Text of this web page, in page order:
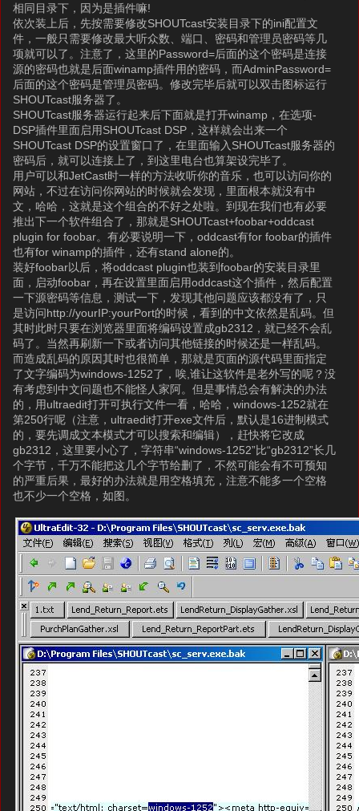
相同目录下，因为是插件嘛!
依次装上后，先按需要修改SHOUTcast安装目录下的ini配置文
件，一般只需要修改最大听众数、端口、密码和管理员密码等几
项就可以了。注意了，这里的Password=后面的这个密码是连接
源的密码也就是后面winamp插件用的密码，而AdminPassword=
后面的这个密码是管理员密码。修改完毕后就可以双击图标运行
SHOUTcast服务器了。
SHOUTcast服务器运行起来后下面就是打开winamp，在选项-
DSP插件里面启用SHOUTcast DSP，这样就会出来一个
SHOUTcast DSP的设置窗口了，在里面输入SHOUTcast服务器的
密码后，就可以连接上了，到这里电台也算架设完毕了。
用户可以和JetCast时一样的方法收听你的音乐，也可以访问你的
网站，不过在访问你网站的时候就会发现，里面根本就没有中
文，哈哈，这就是这个组合的不好之处啦。到现在我们也有必要
推出下一个软件组合了，那就是SHOUTcast+foobar+oddcast
plugin for foobar。有必要说明一下，oddcast有for foobar的插件
也有for winamp的插件，还有stand alone的。
装好foobar以后，将oddcast plugin也装到foobar的安装目录里
面，启动foobar，再在设置里面启用oddcast这个插件，然后配置
一下源密码等信息，测试一下，发现其他问题应该都没有了，只
是访问http://yourIP:yourPort的时候，看到的中文依然是乱码。但
其时此时只要在浏览器里面将编码设置成gb2312，就已经不会乱
码了。当然再刷新一下或者访问其他链接的时候还是一样乱码。
而造成乱码的原因其时也很简单，那就是页面的源代码里面指定
了文字编码为windows-1252了，唉,谁让这软件是老外写的呢？没
有考虑到中文问题也不能怪人家阿。但是事情总会有解决的办法
的，用ultraedit打开可执行文件一看，哈哈，windows-1252就在
第250行呢（注意，ultraedit打开exe文件后，默认是16进制模式
的，要先调成文本模式才可以搜索和编辑），赶快将它改成
gb2312，这里要小心了，字符串“windows-1252”比“gb2312”长几
个字节，千万不能把这几个字节给删了，不然可能会有不可预知
的严重后果，最好的办法就是用空格填充，注意不能多一个空格
也不少一个空格，如图。